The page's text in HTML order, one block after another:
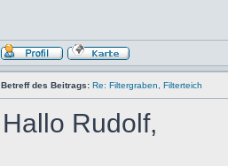
Betreff des Beitrags: Re: Filtergraben, Filterteich
Hallo Rudolf,